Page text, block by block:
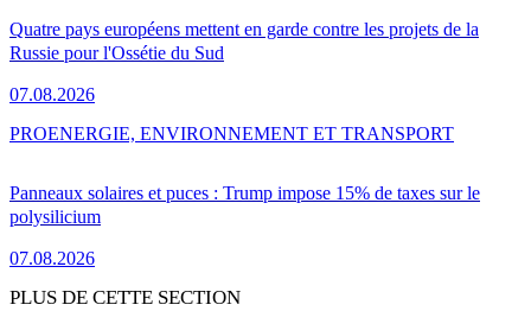
Quatre pays européens mettent en garde contre les projets de la
Russie pour l'Ossétie du Sud
07.08.2026
Panneaux solaires et puces : Trump impose 15% de taxes sur le
polysilicium
07.08.2026
PROENERGIE, ENVIRONNEMENT ET TRANSPORT
PLUS DE CETTE SECTION